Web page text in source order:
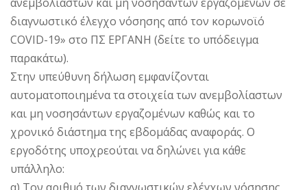
διαγνωστικό έλεγχο νόσησης από τον κορωνοϊό
COVID-19» στο ΠΣ ΕΡΓΑΝΗ (δείτε το υπόδειγμα
παρακάτω).
Στην υπεύθυνη δήλωση εμφανίζονται
αυτοματοποιημένα τα στοιχεία των ανεμβολίαστων
και μη νοσησάντων εργαζομένων καθώς και το
χρονικό διάστημα της εβδομάδας αναφοράς. Ο
εργοδότης υποχρεούται να δηλώνει για κάθε
υπάλληλο: